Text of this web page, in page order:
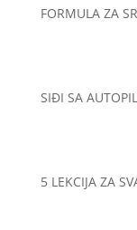
FORMULA ZA
SIĐI SA
5 LEKCIJA ZA